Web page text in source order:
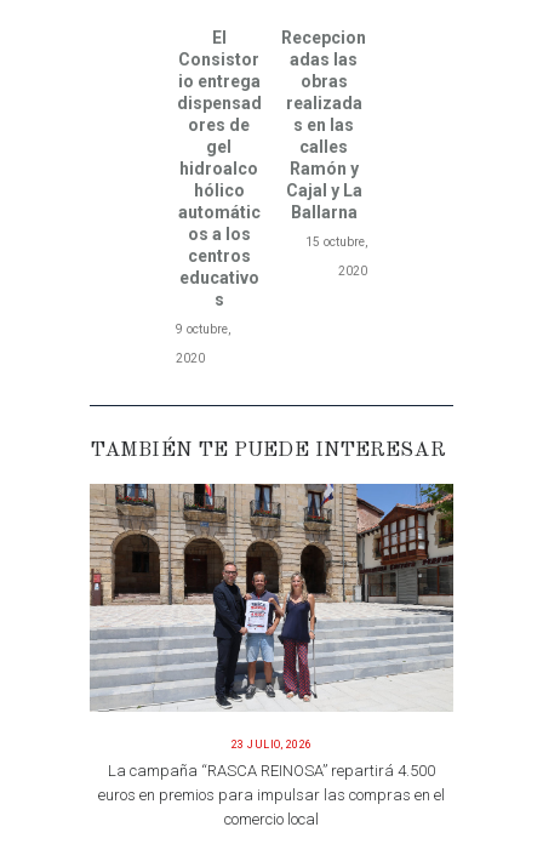
Previous post:
El
Consistor
io entrega
dispensad
ores de
gel
hidroalco
hólico
automátic
os a los
centros
educativo
s
9 octubre,
2020
Recepcion
adas las
obras
realizada
s en las
calles
Ramón y
Cajal y La
Ballarna
15 octubre,
2020
TAMBIÉN TE PUEDE INTERESAR
23 JULIO, 2026
La campaña “RASCA REINOSA” repartirá 4.500
euros en premios para impulsar las compras en el
comercio local